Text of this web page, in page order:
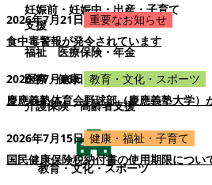
妊娠前・妊娠中・出産・子育て
支援
福祉
医療保険・年金
医療・健康
介護保険・高齢者支援
教育・文化・スポーツ
2026年7月21日 重要なお知らせ
食中毒警報が発令されています
2026年7月16日 教育・文化・スポーツ
慶應義塾体育会野球部（慶應義塾大学）
2026年7月15日 健康・福祉・子育て
国民健康保険税納付書の使用期限につい